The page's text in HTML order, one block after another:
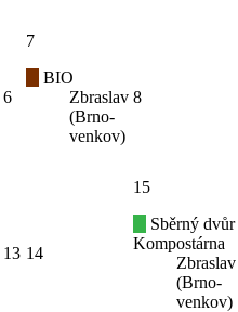
6
7
BIO
Zbraslav
(Brno-
venkov)
8
13 14
15
Sběrný dvůr
Kompostárna
Zbraslav
(Brno-
venkov)